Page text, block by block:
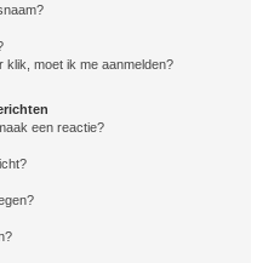
klik, moet ik me aanmelden?
een reactie?